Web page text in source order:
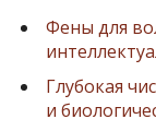
Фены для
Глубокая
и